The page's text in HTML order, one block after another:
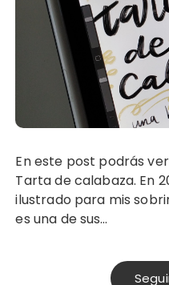
En este post podrás ver el vídeo del cuento infantil
Tarta de calabaza. En
ilustrado para mis
es una de sus…